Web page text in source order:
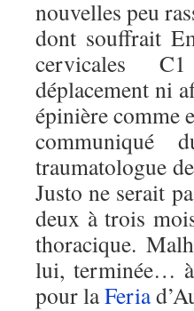
nouvelles peu
dont souffrait
cervicales
déplacement ni
épinière comme
communiqué
traumatologue
Justo ne serait
deux à trois
thoracique.
lui, terminée… à
pour laFeria